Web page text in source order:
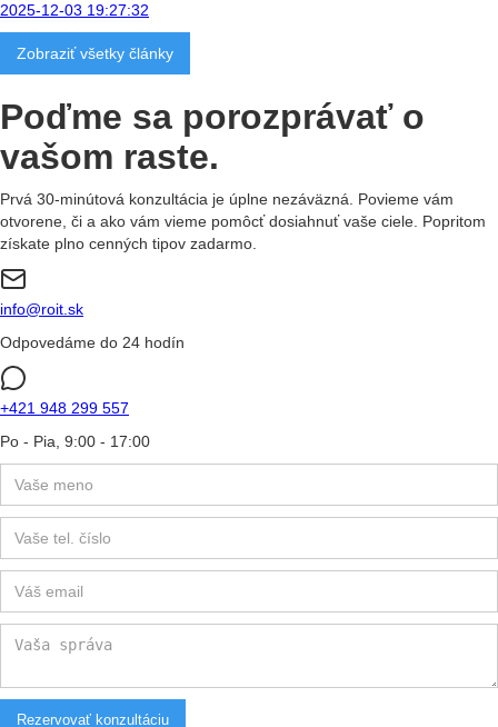
2025-12-03 19:27:32
Zobraziť všetky články
Poďme sa porozprávať o
vašom raste.
Prvá 30-minútová konzultácia je úplne nezáväzná. Povieme vám
otvorene, či a ako vám vieme pomôcť dosiahnuť vaše ciele. Popritom
získate plno cenných tipov zadarmo.
info@roit.sk
Odpovedáme do 24 hodín
+421 948 299 557
Po - Pia, 9:00 - 17:00